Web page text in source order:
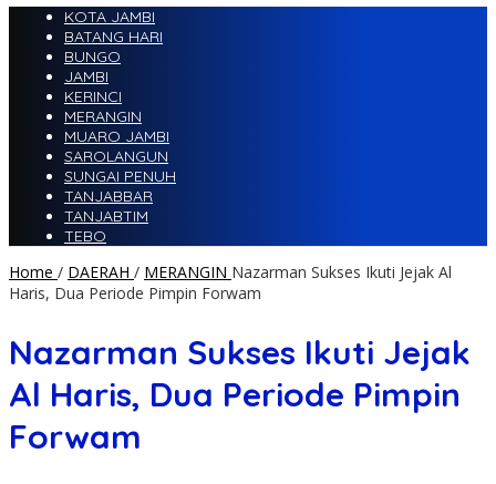
KOTA JAMBI
BATANG HARI
BUNGO
JAMBI
KERINCI
MERANGIN
MUARO JAMBI
SAROLANGUN
SUNGAI PENUH
TANJABBAR
TANJABTIM
TEBO
Home / DAERAH / MERANGIN Nazarman Sukses Ikuti Jejak Al
Haris, Dua Periode Pimpin Forwam
Nazarman Sukses Ikuti Jejak
Al Haris, Dua Periode Pimpin
Forwam